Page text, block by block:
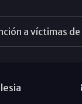
a víctimas de